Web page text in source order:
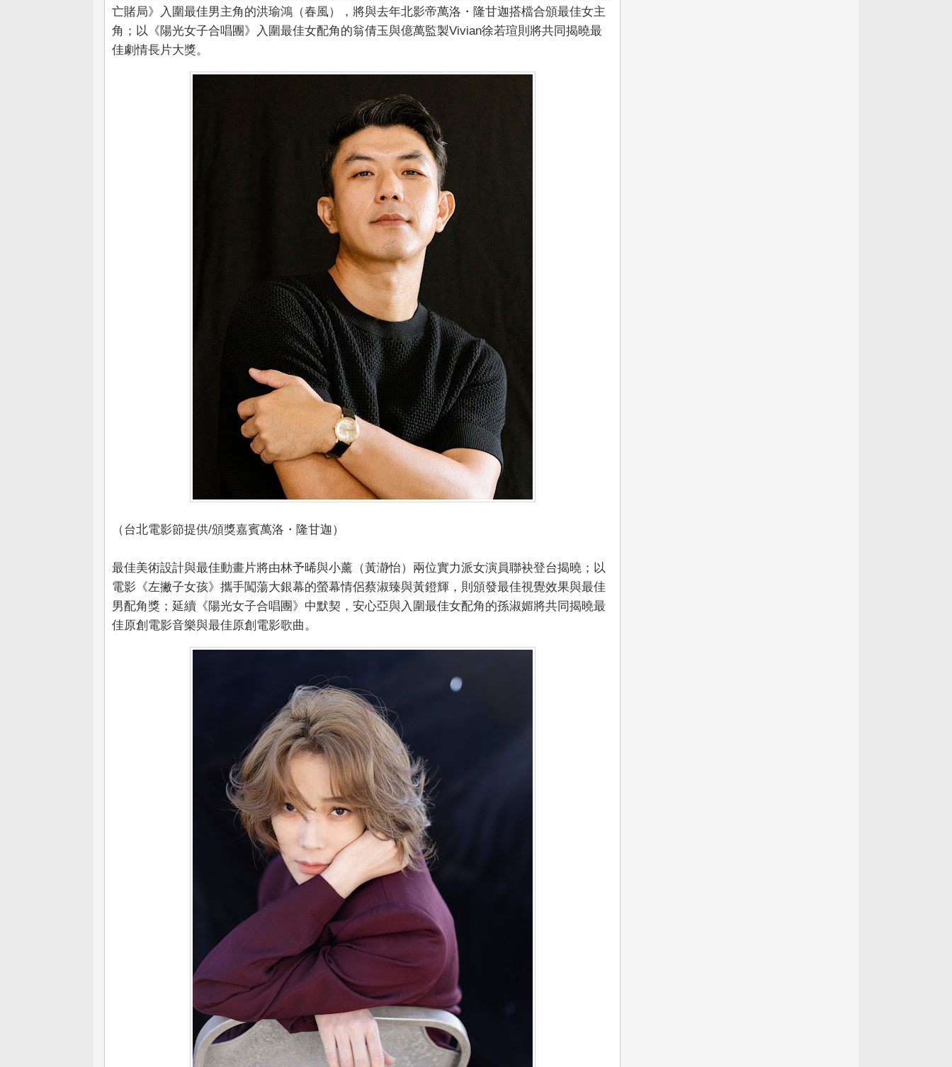
亡賭局》入圍最佳男主角的洪瑜鴻（春風），將與去年北影帝萬洛・隆甘迦搭檔合頒最佳女主
角；以《陽光女子合唱團》入圍最佳女配角的翁倩玉與億萬監製Vivian徐若瑄則將共同揭曉最
佳劇情長片大獎。
（台北電影節提供/頒獎嘉賓萬洛・隆甘迦）
最佳美術設計與最佳動畫片將由林予晞與小薰（黃瀞怡）兩位實力派女演員聯袂登台揭曉；以
電影《左撇子女孩》攜手闖蕩大銀幕的螢幕情侶蔡淑臻與黃鐙輝，則頒發最佳視覺效果與最佳
男配角獎；延續《陽光女子合唱團》中默契，安心亞與入圍最佳女配角的孫淑媚將共同揭曉最
佳原創電影音樂與最佳原創電影歌曲。